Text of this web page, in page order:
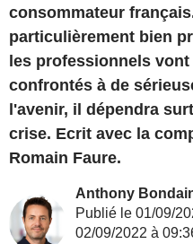
consommateur
particulièrement bien
les professionnels
confrontés à de
l'avenir, il dépendra
crise. Ecrit avec la
Romain Faure.
Anthony
Publié le 01/09/
02/09/2022 à